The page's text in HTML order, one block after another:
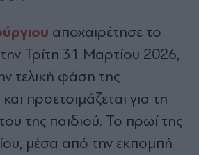
αποχαιρέτησε το
την Τρίτη 31 Μαρτίου 2026,
τελική φάση της
και προετοιμάζεται για τη
της παιδιού. Το πρωί της
μέσα από την εκπομπή